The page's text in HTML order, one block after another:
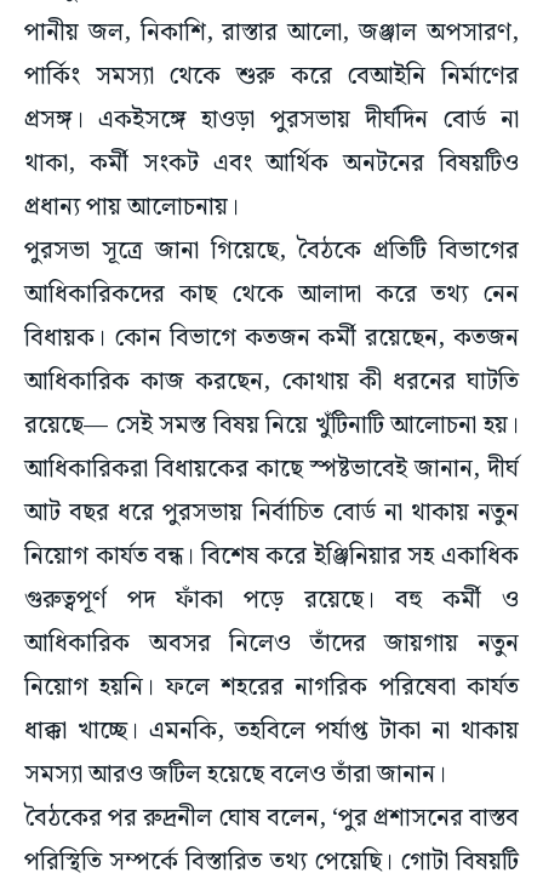
পানীয় জল, নিকাশি, রাস্তার আলো, জঞ্জাল অপসারণ,
পার্কিং সমস্যা থেকে শুরু করে বেআইনি নির্মাণের
প্রসঙ্গ। একইসঙ্গে হাওড়া পুরসভায় দীর্ঘদিন বোর্ড না
থাকা, কর্মী সংকট এবং আর্থিক অনটনের বিষয়টিও
প্রধান্য পায় আলোচনায়।
পুরসভা সূত্রে জানা গিয়েছে, বৈঠকে প্রতিটি বিভাগের
আধিকারিকদের কাছ থেকে আলাদা করে তথ্য নেন
বিধায়ক। কোন বিভাগে কতজন কর্মী রয়েছেন, কতজন
আধিকারিক কাজ করছেন, কোথায় কী ধরনের ঘাটতি
রয়েছে— সেই সমস্ত বিষয় নিয়ে খুঁটিনাটি আলোচনা হয়।
আধিকারিকরা বিধায়কের কাছে স্পষ্টভাবেই জানান, দীর্ঘ
আট বছর ধরে পুরসভায় নির্বাচিত বোর্ড না থাকায় নতুন
নিয়োগ কার্যত বন্ধ। বিশেষ করে ইঞ্জিনিয়ার সহ একাধিক
গুরুত্বপূর্ণ পদ ফাঁকা পড়ে রয়েছে। বহু কর্মী ও
আধিকারিক অবসর নিলেও তাঁদের জায়গায় নতুন
নিয়োগ হয়নি। ফলে শহরের নাগরিক পরিষেবা কার্যত
ধাক্কা খাচ্ছে। এমনকি, তহবিলে পর্যাপ্ত টাকা না থাকায়
সমস্যা আরও জটিল হয়েছে বলেও তাঁরা জানান।
বৈঠকের পর রুদ্রনীল ঘোষ বলেন, ‘পুর প্রশাসনের বাস্তব
পরিস্থিতি সম্পর্কে বিস্তারিত তথ্য পেয়েছি। গোটা বিষয়টি